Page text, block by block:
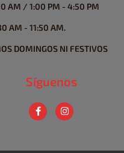
AM / 1:00 PM - 4:50 PM
AM - 11:50 AM.
DOMINGOS NI FESTIVOS
Síguenos